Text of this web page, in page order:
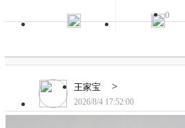
0
王家宝 >
2026/8/4 17:52:00